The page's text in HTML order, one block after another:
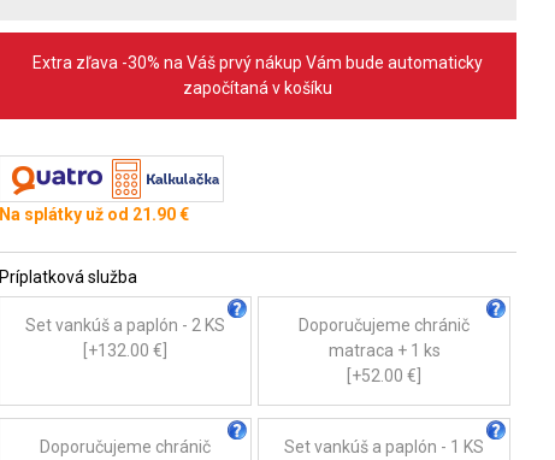
Extra zľava -30% na Váš prvý nákup Vám bude automaticky
započítaná v košíku
Na splátky už od 21.90 €
Príplatková služba
Set vankúš a paplón - 2 KS
[+132.00 €]
Doporučujeme chránič
matraca + 1 ks
[+52.00 €]
Doporučujeme chránič
Set vankúš a paplón - 1 KS